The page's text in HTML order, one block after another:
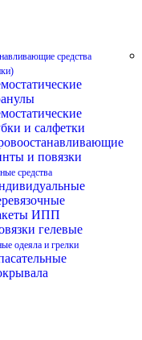
средства
и салфетки
и повязки
средства
ИПП
гелевые
одеяла и грелки